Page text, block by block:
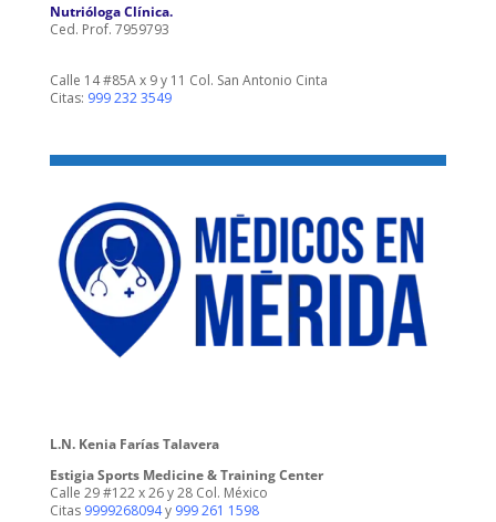
Nutrióloga Clínica.
Ced. Prof. 7959793
Calle 14 #85A x 9 y 11 Col. San Antonio Cinta
Citas: 999 232 3549
L.N. Kenia Farías Talavera
Estigia Sports Medicine & Training Center
Calle 29 #122 x 26 y 28 Col. México
Citas 9999268094y 999 261 1598